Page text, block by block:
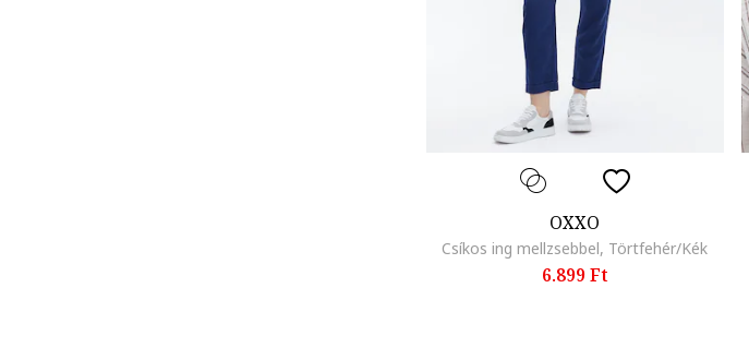
OXXO
Csíkos ing mellzsebbel, Törtfehér/Kék
6.899 Ft